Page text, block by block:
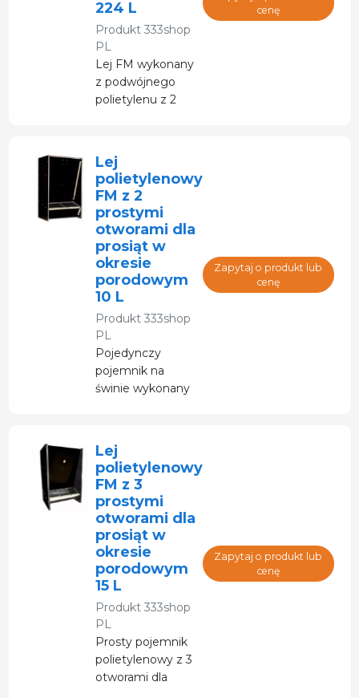
224 L
Produkt 333shop
PL
Lej FM wykonany
z podwójnego
polietylenu z 2
cenę
Lej
polietylenowy
FM z 2
prostymi
otworami dla
prosiąt w
okresie
porodowym
10 L
Produkt 333shop
PL
Pojedynczy
pojemnik na
świnie wykonany
Zapytaj o produkt lub
cenę
Lej
polietylenowy
FM z 3
prostymi
otworami dla
prosiąt w
okresie
porodowym
15 L
Produkt 333shop
PL
Prosty pojemnik
polietylenowy z 3
otworami dla
Zapytaj o produkt lub
cenę